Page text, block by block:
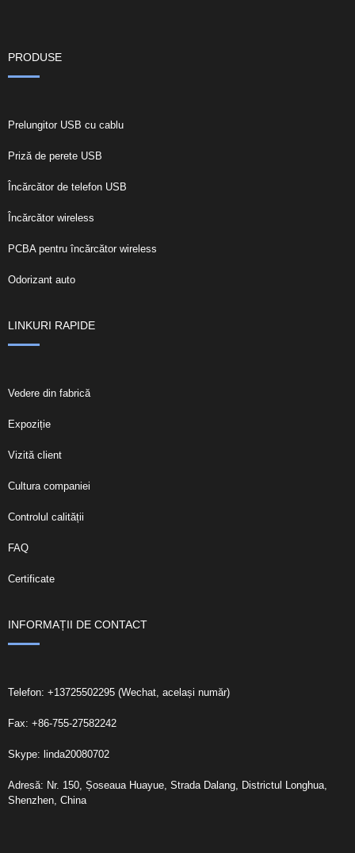
PRODUSE
Prelungitor USB cu cablu
Priză de perete USB
Încărcător de telefon USB
Încărcător wireless
PCBA pentru încărcător wireless
Odorizant auto
LINKURI RAPIDE
Vedere din fabrică
Expoziție
Vizită client
Cultura companiei
Controlul calității
FAQ
Certificate
INFORMAȚII DE CONTACT
Telefon: +13725502295 (Wechat, același număr)
Fax: +86-755-27582242
Skype: linda20080702
Adresă: Nr. 150, Șoseaua Huayue, Strada Dalang, Districtul Longhua,
Shenzhen, China